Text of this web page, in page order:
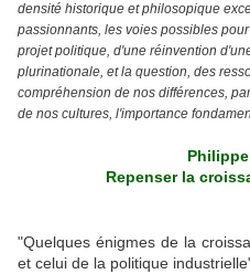
densité historique et philosopique
passionnants, les voies possibles
projet politique, d'une réinvention
plurinationale, et la question, des
compréhension de nos différences,
de nos cultures, l'importance
Repenser la
"Quelques énigmes de la
et celui de la politique